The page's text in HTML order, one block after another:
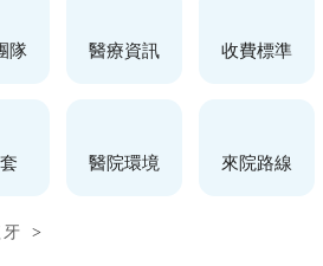
隊 醫療資訊 收費標準
醫院環境 來院路線
>